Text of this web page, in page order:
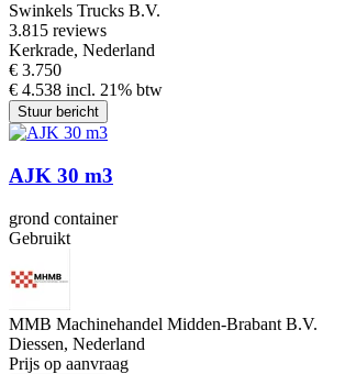
Swinkels Trucks B.V.
3.815 reviews
Kerkrade, Nederland
€ 3.750
€ 4.538 incl. 21% btw
Stuur bericht
AJK 30 m3
grond container
Gebruikt
MMB Machinehandel Midden-Brabant B.V.
Diessen, Nederland
Prijs op aanvraag